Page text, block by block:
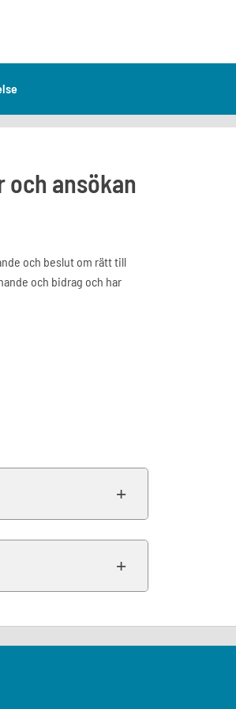
ansökan
och beslut om rätt till
och bidrag och har